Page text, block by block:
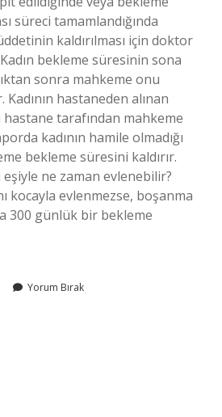
süreci tamamlandığında
kaldırılması için doktor
bekleme süresinin sona
sonra mahkeme onu
hastaneden alınan
tarafından mahkeme
kadının hamile olmadığı
bekleme süresini kaldırır.
eşiyle ne zaman evlenebilir?
kocayla evlenmezse, boşanma
300 günlük bir bekleme
Yorum Bırak